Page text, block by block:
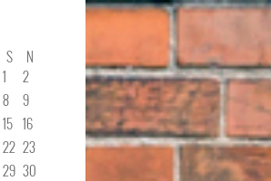
S
N
1
2
8
9
15 16
22 23
29 30